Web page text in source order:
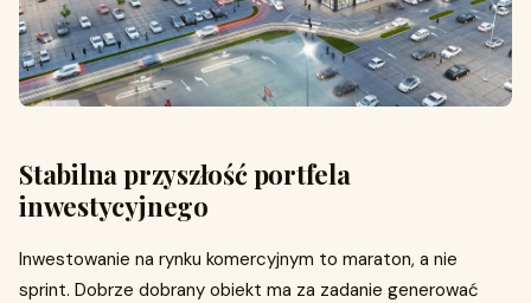
Stabilna przyszłość portfela
inwestycyjnego
Inwestowanie na rynku komercyjnym to maraton, a nie
sprint. Dobrze dobrany obiekt ma za zadanie generować